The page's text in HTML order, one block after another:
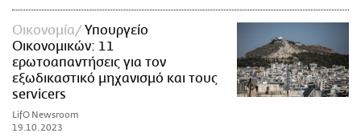
Οικονομία
Υπουργείο
Οικονομικών: 11
ερωτοαπαντήσεις για τον
εξωδικαστικό μηχανισμό και τους
servicers
LifO Newsroom
19.10.2023